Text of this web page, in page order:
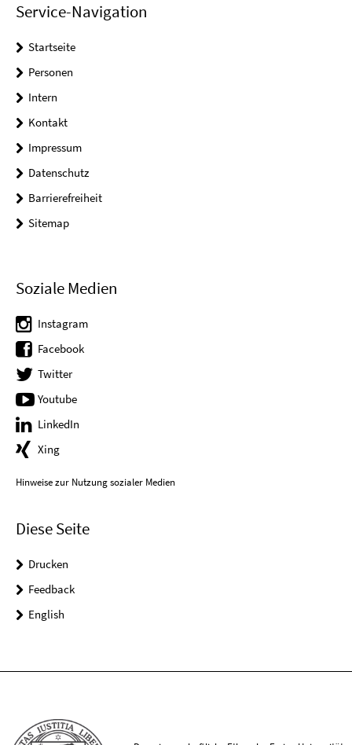
Service-Navigation
Startseite
Personen
Intern
Kontakt
Impressum
Datenschutz
Barrierefreiheit
Sitemap
Soziale Medien
Instagram
Facebook
Twitter
Youtube
LinkedIn
Xing
Hinweise zur Nutzung sozialer Medien
Diese Seite
Drucken
Feedback
English